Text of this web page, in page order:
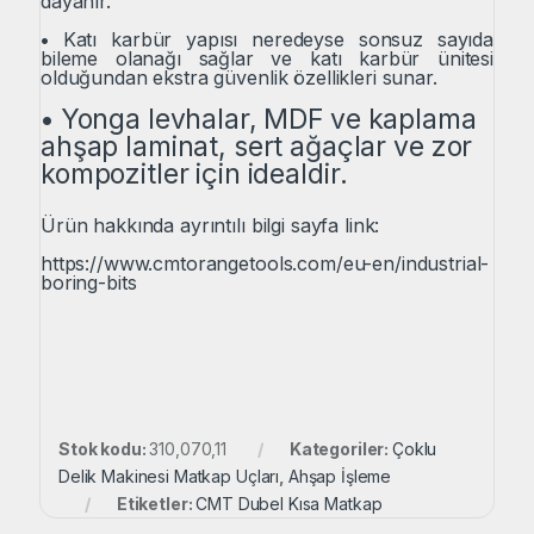
• Katı karbür yapısı neredeyse sonsuz sayıda
bileme olanağı sağlar ve katı karbür ünitesi
olduğundan ekstra güvenlik özellikleri sunar.
• Yonga levhalar, MDF ve kaplama
ahşap laminat, sert ağaçlar ve zor
kompozitler için idealdir.
Ürün hakkında ayrıntılı bilgi sayfa link:
https://www.cmtorangetools.com/eu-en/industrial-
boring-bits
Stok kodu:310,070,11 Kategoriler: Çoklu
Delik Makinesi Matkap Uçları Ahşap İşleme
Etiketler:CMT Dubel Kısa Matkap